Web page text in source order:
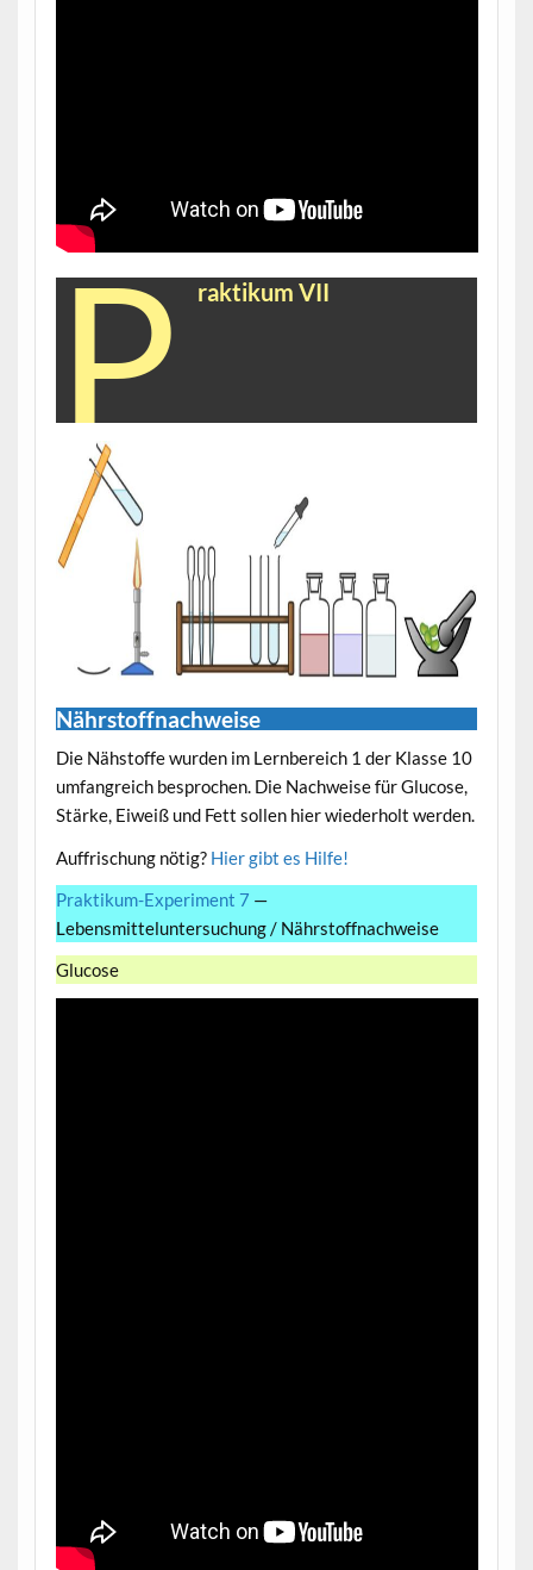
P raktikum VII
Nährstoffnachweise
Die Nähstoffe wurden im Lernbereich 1 der Klasse 10
umfangreich besprochen. Die Nachweise für Glucose,
Stärke, Eiweiß und Fett sollen hier wiederholt werden.
Auffrischung nötig? Hier gibt es Hilfe!
Praktikum-Experiment 7 —
Lebensmitteluntersuchung / Nährstoffnachweise
Glucose